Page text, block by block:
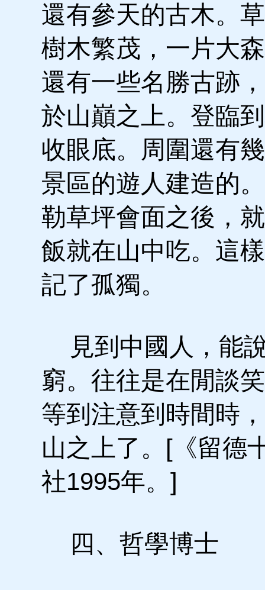
還有參天的古木。
樹木繁茂，一片大
還有一些名勝古跡
於山巔之上。登臨
收眼底。周圍還有
景區的遊人建造的
勒草坪會面之後，
飯就在山中吃。這
記了孤獨。
見到中國人，能
窮。往往是在閒談
等到注意到時間時
山之上了。[《留德
社1995年。]
四、哲學博士